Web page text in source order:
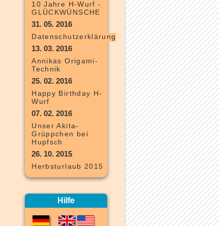
10 Jahre H-Wurf -
GLÜCKWÜNSCHE
31. 05. 2016
Datenschutzerklärung
13. 03. 2016
Annikas Origami-
Technik
25. 02. 2016
Happy Birthday H-
Wurf
07. 02. 2016
Unser Akita-
Grüppchen bei
Hupfsch
26. 10. 2015
Herbsturlaub 2015
Hilfe